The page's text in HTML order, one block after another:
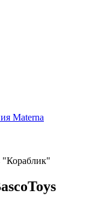
Materna
"Кораблик"